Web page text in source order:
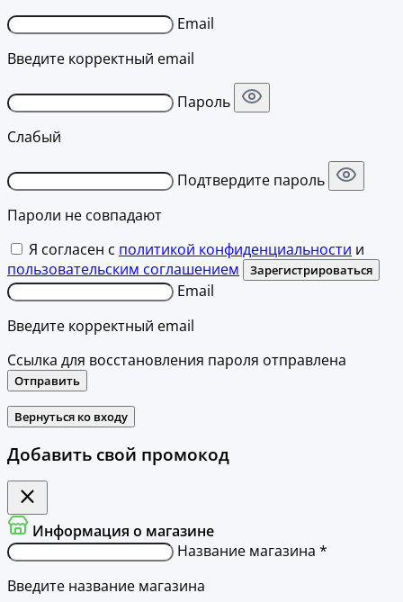
Email
Введите корректный email
Пароль
Слабый
Подтвердите пароль
Пароли не совпадают
Я согласен с политикой конфиденциальности и
пользовательским соглашением
Зарегистрироваться
Email
Введите корректный email
Ссылка для восстановления пароля отправлена
Отправить
Вернуться ко входу
Добавить свой промокод
Информация о магазине
Название магазина *
Введите название магазина